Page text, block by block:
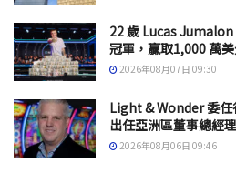
22 歲 Lucas Jumalon
冠軍，贏取1,000 萬
2026年08月07日 09:30
Light & Wonder 委
出任亞洲區董事總經理
2026年08月06日 09:46